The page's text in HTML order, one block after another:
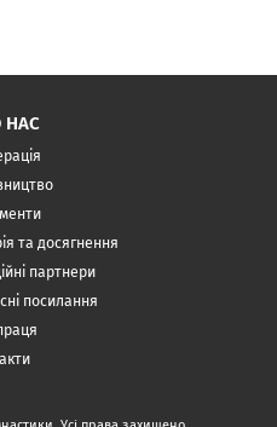
НАС
та досягнення
партнери
посилання